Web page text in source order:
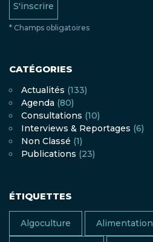
S'inscrire
* Champs obligatoires
CATÉGORIES
Actualités (133)
Agenda (80)
Consultations (10)
Interviews & Reportages (6)
Non Classé (1)
Publications (23)
ÉTIQUETTES
Algoculture Alimentation